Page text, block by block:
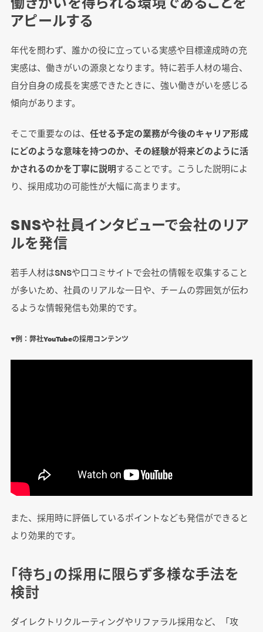
アピールする
年代を問わず、誰かの役に立っている実感や目標達成時の充
実感は、働きがいの源泉となります。特に若手人材の場合、
自分自身の成長を実感できたときに、強い働きがいを感じる
傾向があります。
そこで重要なのは、 任せる予定の業務が今後のキャリア形成
にどのような意味を持つのか、その経験が将来どのように活
かされるのかを丁寧に説明することです。こうした説明によ
り、採用成功の可能性が大幅に高まります。
SNSや社員インタビューで会社のリア
ルを発信
若手人材はSNSや口コミサイトで会社の情報を収集すること
が多いため、社員のリアルな一日や、チームの雰囲気が伝わ
るような情報発信も効果的です。
▼例：弊社YouTubeの採用コンテンツ
また、採用時に評価しているポイントなども発信ができると
より効果的です。
「待ち」の採用に限らず多様な手法を
検討
ダイレクトリクルーティングやリファラル採用など、「攻